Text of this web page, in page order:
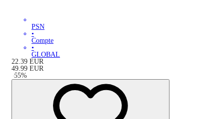
PSN
•
Compte
•
GLOBAL
22.39 EUR
49.99 EUR
-55%